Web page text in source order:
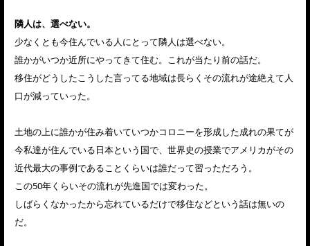
隣人は、選べない。
少なくとも今住んでいる人にとって隣人は選べない。
誰かがいつか近所にやってきて住む。これが当たり前の話だ。
移住がどうしたこうした言ってる地域は長らくその流れが途絶えて人
口が減っていった。
土地の上に誰かが住み着いていつかコロニーを形成した成れの果てが
今私達が住んでいる日本という国で、世界史の授業でアメリカがその
近代最大の事例であることくらいは誰だって習っただろう。
この50年くらいその流れが先進国では変わった。
しばらくなかったから忘れているだけで移住などという話は無いの
だ。